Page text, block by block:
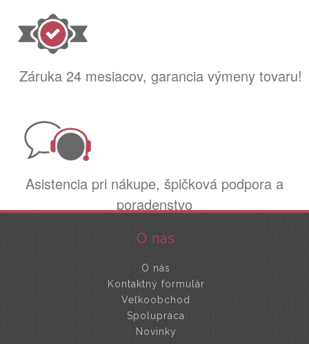
Záruka 24 mesiacov, garancia výmeny tovaru!
Asistencia pri nákupe, špičková podpora a
poradenstvo
O nás
O nás
Kontaktný formulár
Veľkoobchod
Spolupráca
Novinky